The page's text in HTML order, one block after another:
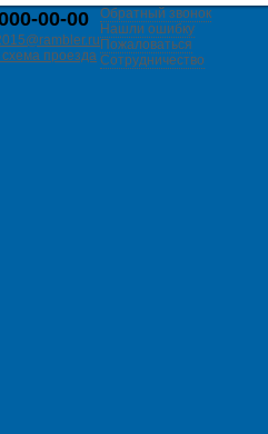
00-00
проезда
Обратный звонок
Нашли ошибку
Пожаловаться
Сотрудничество